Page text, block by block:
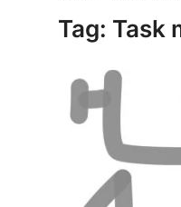
คอร์สเรียน ChatGPT
Tag: Task